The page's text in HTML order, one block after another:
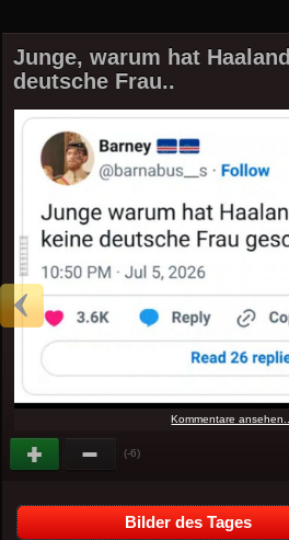
Junge, warum hat
deutsche Frau..
Kommentare
(-6)
Bilder des Tages